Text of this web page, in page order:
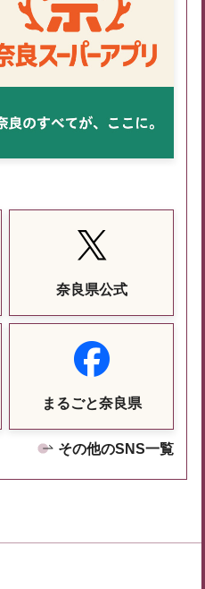
奈良県公式
まるごと奈良県
その他のSNS一覧